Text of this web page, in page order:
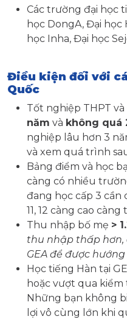
Các trường đại học
học DongA, Đại học
học Inha, Đại học
Điều kiện đối với
Quốc
Tốt nghiệp THPT
năm và không quá
nghiệp lâu hơn 3
và xem quá trình
Bảng điểm và học bạ
càng có nhiều
đang học cấp 3 cần
11, 12 càng cao càng
Thu nhập bố mẹ >
thu nhập thấp hơn,
GEA để được
Học tiếng Hàn tại
hoặc vượt qua kiểm
Những bạn không
lợi vô cùng lớn khi